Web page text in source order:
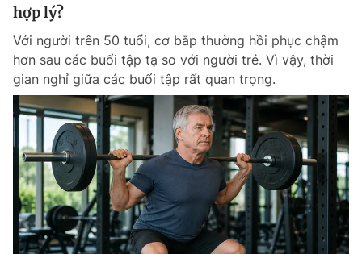
Chuyên mục khác
Chào ngày mới Tin 24h
Tin thị trường Tin 360
Video Magazine
Đổi mật khẩu
Tin đã lưu
Tin đã xem
Đăng xuất
hợp lý?
Với người trên 50 tuổi, cơ bắp thường hồi phục chậm
hơn sau các buổi tập tạ so với người trẻ. Vì vậy, thời
gian nghỉ giữa các buổi tập rất quan trọng.